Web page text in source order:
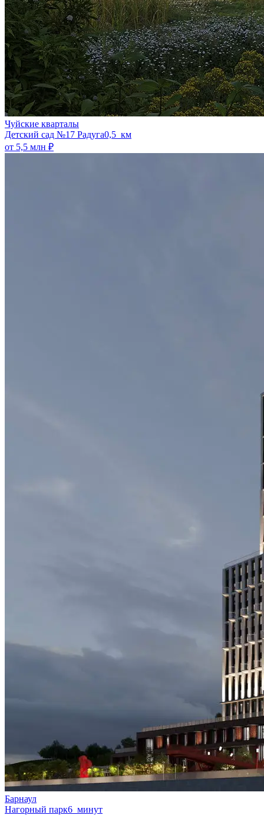
Чуйские кварталы
​Детский сад №17 Радуга0,5 км
от 5,5 млн ₽
Барнаул
Нагорный парк6 минут